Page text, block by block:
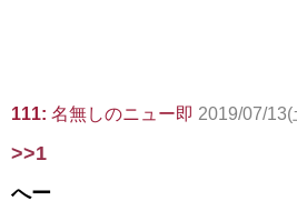
111: 名無しのニュー即 2019/07/
>>1
へー